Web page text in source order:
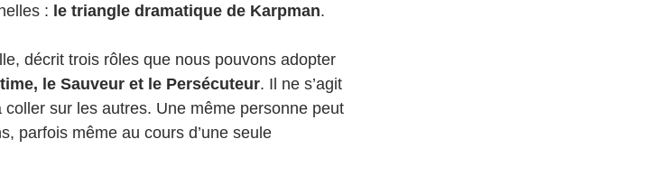
: le triangle dramatique de Karpman.
décrit trois rôles que nous pouvons adopter
le Sauveur et le Persécuteur. Il ne s’agit
sur les autres. Une même personne peut
parfois même au cours d’une seule